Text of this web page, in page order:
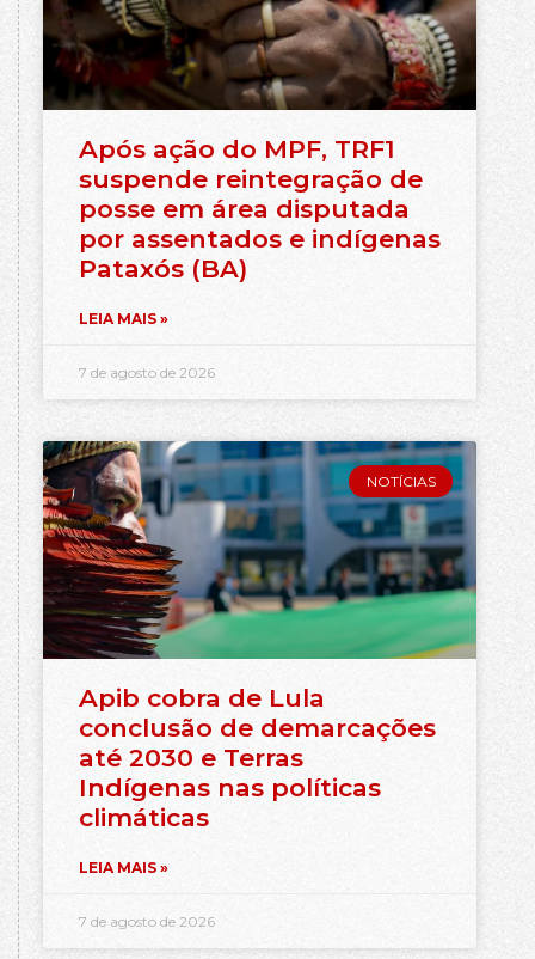
Após ação do MPF, TRF1
suspende reintegração de
posse em área disputada
por assentados e indígenas
Pataxós (BA)
LEIA MAIS »
7 de agosto de 2026
NOTÍCIAS
Apib cobra de Lula
conclusão de demarcações
até 2030 e Terras
Indígenas nas políticas
climáticas
LEIA MAIS »
7 de agosto de 2026